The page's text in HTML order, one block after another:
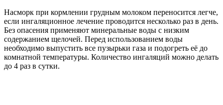
Насморк при кормлении грудным молоком переносится легче,
если ингаляционное лечение проводится несколько раз в день.
Без опасения применяют минеральные воды с низким
содержанием щелочей. Перед использованием воды
необходимо выпустить все пузырьки газа и подогреть её до
комнатной температуры. Количество ингаляций можно делать
до 4 раз в сутки.